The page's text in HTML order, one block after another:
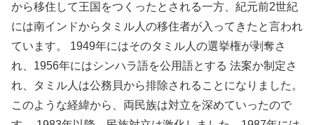
から移住して王国をつくったとされる一方、紀元前2世紀
には南インドからタミル人の移住者が入ってきたと言われ
ています。 1949年にはそのタミル人の選挙権が剥奪さ
れ、1956年にはシンハラ語を公用語とする 法案か制定さ
れ、タミル人は公務貝から排除されることになりました。
このような経緯から、両民族は対立を深めていったので